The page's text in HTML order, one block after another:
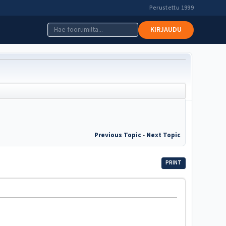
Perustettu 1999
KIRJAUDU
Previous Topic- Next Topic
PRINT